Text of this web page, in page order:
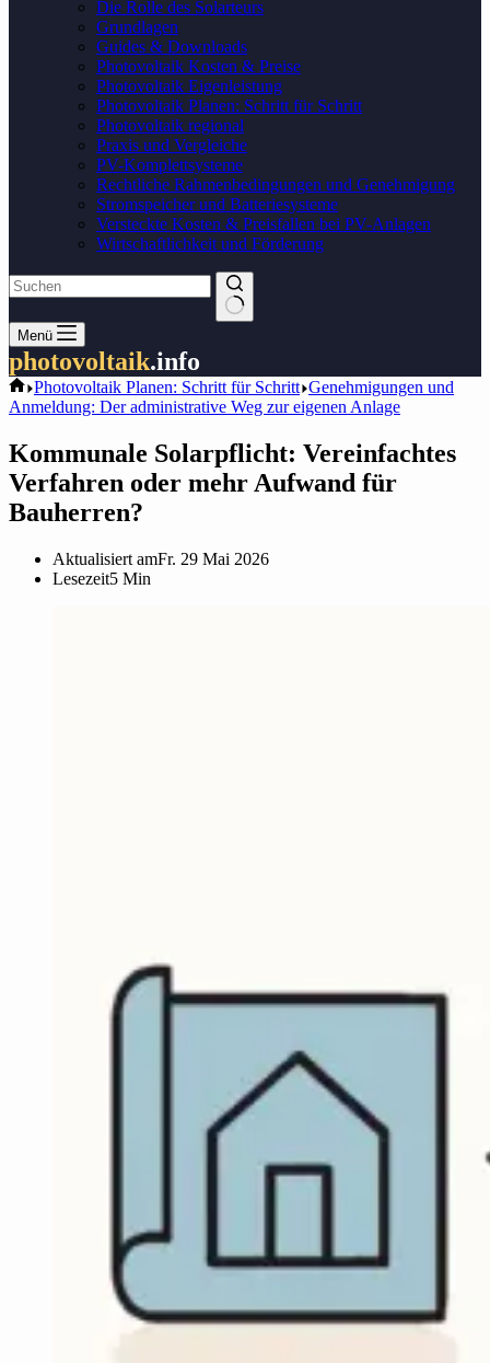
Die Rolle des Solarteurs
Grundlagen
Guides & Downloads
Photovoltaik Kosten & Preise
Photovoltaik Eigenleistung
Photovoltaik Planen: Schritt für Schritt
Photovoltaik regional
Praxis und Vergleiche
PV-Komplettsysteme
Rechtliche Rahmenbedingungen und Genehmigung
Stromspeicher und Batteriesysteme
Versteckte Kosten & Preisfallen bei PV-Anlagen
Wirtschaftlichkeit und Förderung
Keine
Ergebnisse
Menü
photovoltaik.info
Start
Photovoltaik Planen: Schritt für Schritt Genehmigungen und
Anmeldung: Der administrative Weg zur eigenen Anlage
Kommunale Solarpflicht: Vereinfachtes
Verfahren oder mehr Aufwand für
Bauherren?
Aktualisiert amFr. 29 Mai 2026
Lesezeit5 Min